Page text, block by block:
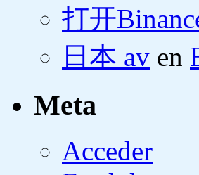
打开
日本 av en
Meta
Acceder